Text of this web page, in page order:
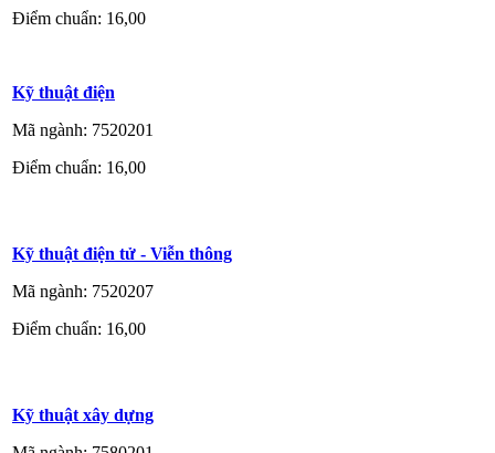
Điểm chuẩn: 16,00
Kỹ thuật điện
Mã ngành: 7520201
Điểm chuẩn: 16,00
Kỹ thuật điện tử - Viễn thông
Mã ngành: 7520207
Điểm chuẩn: 16,00
Kỹ thuật xây dựng